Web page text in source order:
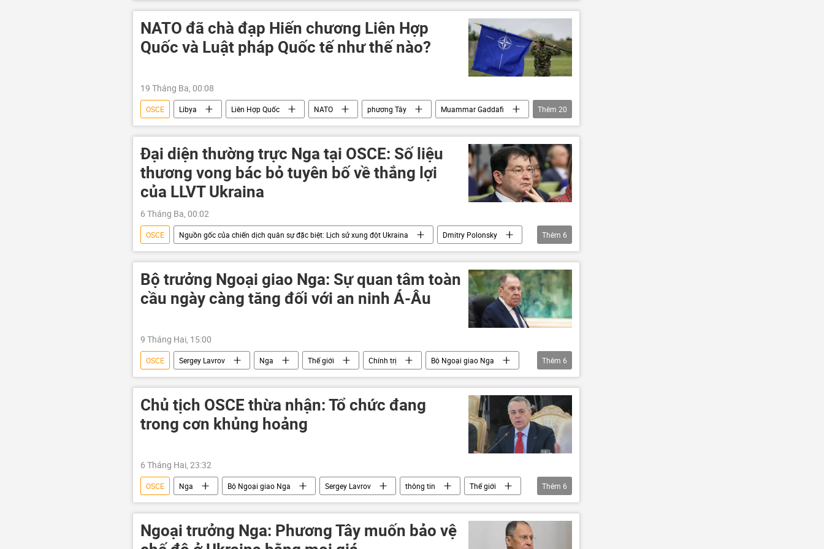
Liên Hợp Quốc
Chính trị xung đột quân sự Quân sự
NATO đã chà đạp Hiến chương Liên Hợp
Quốc và Luật pháp Quốc tế như thế nào?
19 Tháng Ba, 00:08
OSCE Libya Liên Hợp Quốc NATO phương Tây
Muammar Gaddafi
Chính phủ
Mỹ Latinh Venezuela Cuba Liên Xô
Kavkaz
Damascus
Trung Quốc Nga Paris London
Pháp
Hillary Clinton New York Hoa Kỳ
Quan điểm-Ý kiến
Thế giới
chuyên gia
Thêm 20
Đại diện thường trực Nga tại OSCE: Số liệu
thương vong bác bỏ tuyên bố về thắng lợi
của LLVT Ukraina
6 Tháng Ba, 00:02
OSCE Nguồn gốc của chiến dịch quân sự đặc biệt: Lịch sử xung đột Ukraina
Dmitry Polonsky
Nga
Cuộc khủng hoảng ở Ukraina Ukraina Chính trị
Thế giới
lực lượng vũ trang
Thêm 6
Bộ trưởng Ngoại giao Nga: Sự quan tâm toàn
cầu ngày càng tăng đối với an ninh Á-Âu
9 Tháng Hai, 15:00
OSCE Sergey Lavrov Nga Thế giới Chính trị
Bộ Ngoại giao Nga
BRICS
Tổ chức hợp tác Thượng Hải (SCO) ASEAN NATO
EU
EAEU
Thêm 6
Chủ tịch OSCE thừa nhận: Tổ chức đang
trong cơn khủng hoảng
6 Tháng Hai, 23:32
OSCE Nga Bộ Ngoại giao Nga Sergey Lavrov thông tin
Thế giới
Ukraina
Cuộc khủng hoảng ở Ukraina khủng hoảng Moskva
Kiev
chuyến thăm
Thêm 6
Ngoại trưởng Nga: Phương Tây muốn bảo vệ